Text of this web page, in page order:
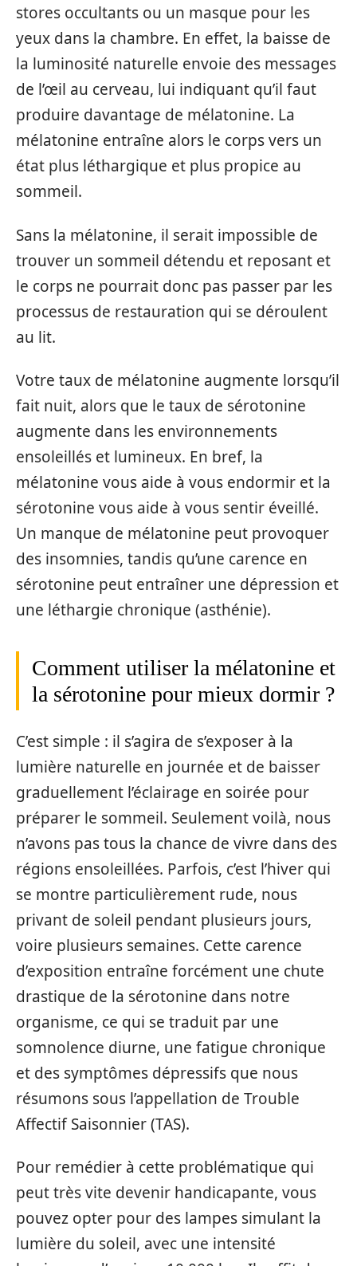
stores occultants ou un masque pour les
yeux dans la chambre. En effet, la baisse de
la luminosité naturelle envoie des messages
de l’œil au cerveau, lui indiquant qu’il faut
produire davantage de mélatonine. La
mélatonine entraîne alors le corps vers un
état plus léthargique et plus propice au
sommeil.
Sans la mélatonine, il serait impossible de
trouver un sommeil détendu et reposant et
le corps ne pourrait donc pas passer par les
processus de restauration qui se déroulent
au lit.
Votre taux de mélatonine augmente lorsqu’il
fait nuit, alors que le taux de sérotonine
augmente dans les environnements
ensoleillés et lumineux. En bref, la
mélatonine vous aide à vous endormir et la
sérotonine vous aide à vous sentir éveillé.
Un manque de mélatonine peut provoquer
des insomnies, tandis qu’une carence en
sérotonine peut entraîner une dépression et
une léthargie chronique (asthénie).
Comment utiliser la mélatonine et
la sérotonine pour mieux dormir ?
C’est simple : il s’agira de s’exposer à la
lumière naturelle en journée et de baisser
graduellement l’éclairage en soirée pour
préparer le sommeil. Seulement voilà, nous
n’avons pas tous la chance de vivre dans des
régions ensoleillées. Parfois, c’est l’hiver qui
se montre particulièrement rude, nous
privant de soleil pendant plusieurs jours,
voire plusieurs semaines. Cette carence
d’exposition entraîne forcément une chute
drastique de la sérotonine dans notre
organisme, ce qui se traduit par une
somnolence diurne, une fatigue chronique
et des symptômes dépressifs que nous
résumons sous l’appellation de Trouble
Affectif Saisonnier (TAS).
Pour remédier à cette problématique qui
peut très vite devenir handicapante, vous
pouvez opter pour des lampes simulant la
lumière du soleil, avec une intensité